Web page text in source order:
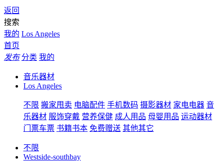
返回
搜索
我的 Los Angeles
首页
发布 分类 我的
音乐器材
Los Angeles
不限 搬家甩卖 电脑配件 手机数码 摄影器材 家电电器 音
乐器材 服饰穿戴 营养保健 成人用品 母婴用品 运动器材
门票车票 书籍书本 免费赠送 其他其它
不限
Westside-southbay